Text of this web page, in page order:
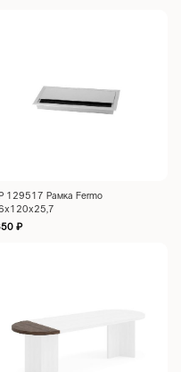
129517 Рамка Fermo
₽